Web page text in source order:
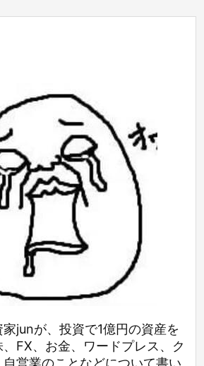
junが、投資で1億円の資産を
FX、お金、ワードプレス、ク
営業のことなどについて書い